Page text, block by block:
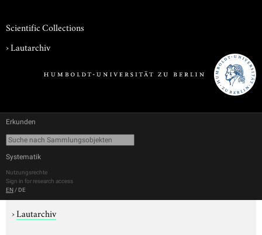
Scientific Collections
›Lautarchiv
Erkunden
Systematik
Nutzungsrechte
Sign in for research access
EN / DE
›Lautarchiv